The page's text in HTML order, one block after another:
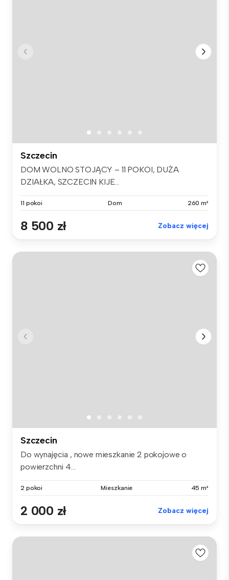
Szczecin
DOM WOLNO STOJĄCY – 11 POKOI, DUŻA
DZIAŁKA, SZCZECIN KIJE...
11 pokoi Dom 260 m²
8 500 zł Zobacz więcej
Szczecin
Do wynajęcia , nowe mieszkanie 2 pokojowe o
powierzchni 4...
2 pokoi Mieszkanie 45 m²
2 000 zł Zobacz więcej